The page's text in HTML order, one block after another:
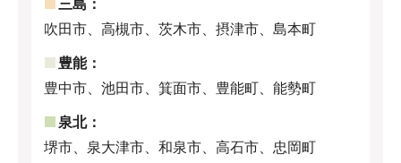
三島：
吹田市、高槻市、茨木市、摂津市、島本町
豊能：
豊中市、池田市、箕面市、豊能町、能勢町
泉北：
堺市、泉大津市、和泉市、高石市、忠岡町